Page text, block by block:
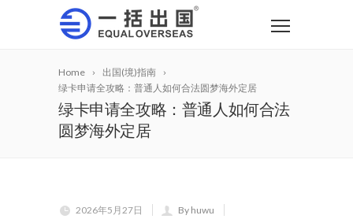
Home
出国(境)指南
绿卡申请全攻略：普通人如何合法圆梦海外定居
绿卡申请全攻略：普通人如何合法
圆梦海外定居
2026年5月27日
By huwu